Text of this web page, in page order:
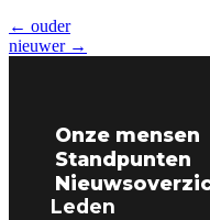
← ouder
nieuwer →
Onze mensen
Standpunten
Leden